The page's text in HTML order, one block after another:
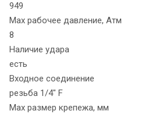
949
Max рабочее давление, Атм
8
Наличие удара
есть
Входное соединение
резьба 1/4" F
Max размер крепежа, мм